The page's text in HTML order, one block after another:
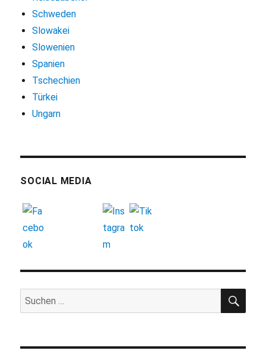
Schweden
Slowakei
Slowenien
Spanien
Tschechien
Türkei
Ungarn
SOCIAL MEDIA
Suchen
nach: